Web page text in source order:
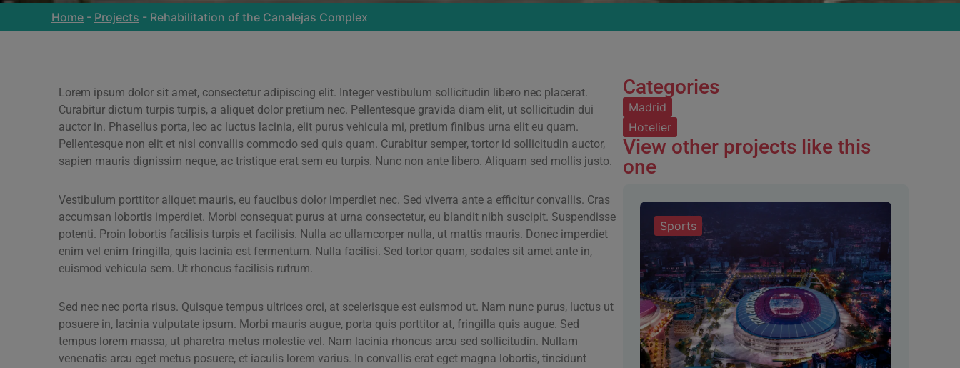
Home - Projects - Rehabilitation of the Canalejas Complex
Lorem ipsum dolor sit amet, consectetur adipiscing elit. Integer vestibulum sollicitudin libero nec placerat.
Curabitur dictum turpis turpis, a aliquet dolor pretium nec. Pellentesque gravida diam elit, ut sollicitudin dui
auctor in. Phasellus porta, leo ac luctus lacinia, elit purus vehicula mi, pretium finibus urna elit eu quam.
Pellentesque non elit et nisl convallis commodo sed quis quam. Curabitur semper, tortor id sollicitudin auctor,
sapien mauris dignissim neque, ac tristique erat sem eu turpis. Nunc non ante libero. Aliquam sed mollis justo.
Vestibulum porttitor aliquet mauris, eu faucibus dolor imperdiet nec. Sed viverra ante a efficitur convallis. Cras
accumsan lobortis imperdiet. Morbi consequat purus at urna consectetur, eu blandit nibh suscipit. Suspendisse
potenti. Proin lobortis facilisis turpis et facilisis. Nulla ac ullamcorper nulla, ut mattis mauris. Donec imperdiet
enim vel enim fringilla, quis lacinia est fermentum. Nulla facilisi. Sed tortor quam, sodales sit amet ante in,
euismod vehicula sem. Ut rhoncus facilisis rutrum.
Sed nec nec porta risus. Quisque tempus ultrices orci, at scelerisque est euismod ut. Nam nunc purus, luctus ut
posuere in, lacinia vulputate ipsum. Morbi mauris augue, porta quis porttitor at, fringilla quis augue. Sed
tempus lorem massa, ut pharetra metus molestie vel. Nam lacinia rhoncus arcu sed sollicitudin. Nullam
venenatis arcu eget metus posuere, et iaculis lorem varius. In convallis erat eget magna lobortis, tincidunt
Categories
Madrid
Hotelier
View other projects like this
one
Sports